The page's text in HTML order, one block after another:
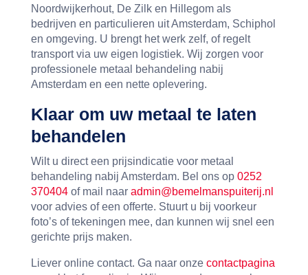
Noordwijkerhout, De Zilk en Hillegom als
bedrijven en particulieren uit Amsterdam, Schiphol
en omgeving. U brengt het werk zelf, of regelt
transport via uw eigen logistiek. Wij zorgen voor
professionele metaal behandeling nabij
Amsterdam en een nette oplevering.
Klaar om uw metaal te laten
behandelen
Wilt u direct een prijsindicatie voor metaal
behandeling nabij Amsterdam. Bel ons op 0252
370404of mail naar admin@bemelmanspuiterij.nl
voor advies of een offerte. Stuurt u bij voorkeur
foto’s of tekeningen mee, dan kunnen wij snel een
gerichte prijs maken.
Liever online contact. Ga naar onze contactpagina